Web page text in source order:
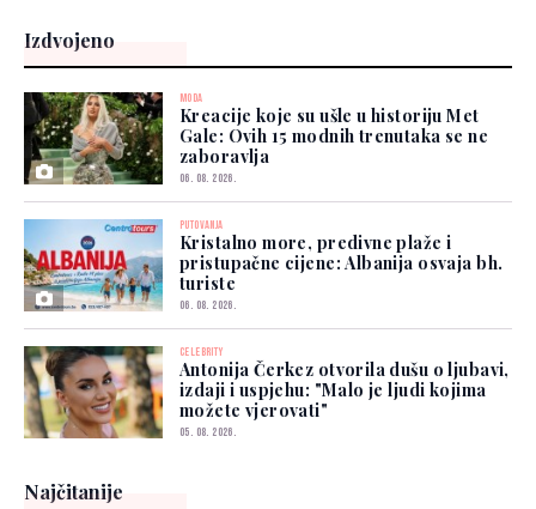
Izdvojeno
MODA
Kreacije koje su ušle u historiju Met
Gale: Ovih 15 modnih trenutaka se ne
zaboravlja
06. 08. 2026.
PUTOVANJA
Kristalno more, predivne plaže i
pristupačne cijene: Albanija osvaja bh.
turiste
06. 08. 2026.
CELEBRITY
Antonija Čerkez otvorila dušu o ljubavi,
izdaji i uspjehu: "Malo je ljudi kojima
možete vjerovati"
05. 08. 2026.
Najčitanije